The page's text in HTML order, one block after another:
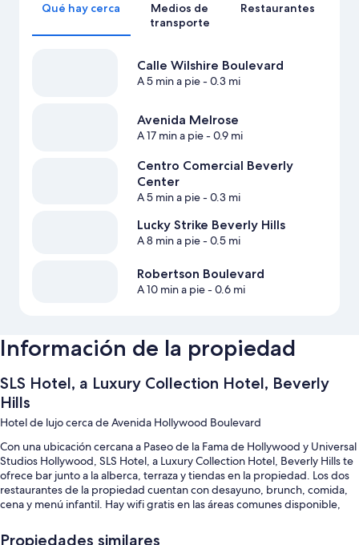
Qué hay cerca
Medios de
transporte
Restaurantes
Calle Wilshire Boulevard
A 5 min a pie- 0.3 mi
Avenida Melrose
A 17 min a pie- 0.9 mi
Centro Comercial Beverly
Center
A 5 min a pie- 0.3 mi
Lucky Strike Beverly Hills
A 8 min a pie- 0.5 mi
Robertson Boulevard
A 10 min a pie- 0.6 mi
Información de la propiedad
SLS Hotel, a Luxury Collection Hotel, Beverly
Hills
Hotel de lujo cerca de Avenida Hollywood Boulevard
Con una ubicación cercana a Paseo de la Fama de Hollywood y Universal
Studios Hollywood, SLS Hotel, a Luxury Collection Hotel, Beverly Hills te
ofrece bar junto a la alberca, terraza y tiendas en la propiedad. Los dos
restaurantes de la propiedad cuentan con desayuno, brunch, comida,
cena y menú infantil. Hay wifi gratis en las áreas comunes disponible,
Propiedades similares